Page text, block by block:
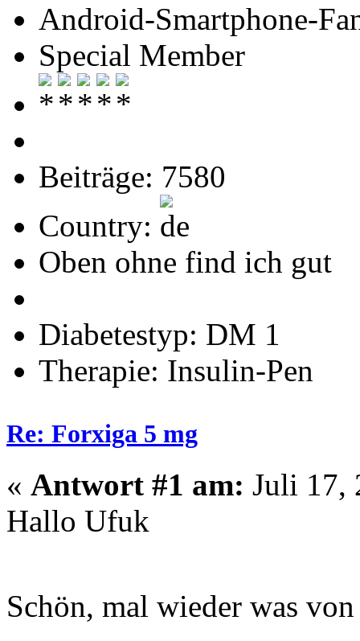
Android-Smartphone-
Special Member
Beiträge: 7580
Country:
Oben ohne find ich gut
Diabetestyp: DM 1
Therapie: Insulin-Pen
Re: Forxiga 5 mg
« Antwort #1 am: Juli 17,
Hallo Ufuk
Schön, mal wieder was